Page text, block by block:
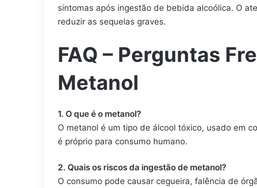
sintomas após ingestão de bebida alcoólica. O
reduzir as sequelas graves.
FAQ – Perguntas
Metanol
1. O que é o metanol?
O metanol é um tipo de álcool tóxico, usado em
é próprio para consumo humano.
2. Quais os riscos da ingestão de metanol?
O consumo pode causar cegueira, falência de